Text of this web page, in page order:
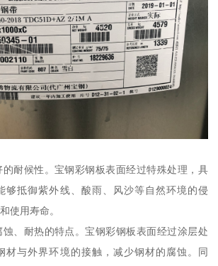
耐候性。宝钢彩钢板表面经过特殊处理，具
够抵御紫外线、酸雨、风沙等自然环境的侵
使用寿命。
、耐热的特点。宝钢彩钢板表面经过涂层处
材与外界环境的接触，减少钢材的腐蚀。同